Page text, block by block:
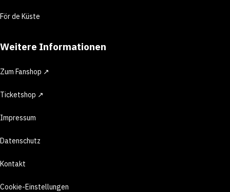
För de Küste
Weitere Informationen
Zum Fanshop ↗
Ticketshop ↗
Impressum
Datenschutz
Kontakt
Cookie-Einstellungen